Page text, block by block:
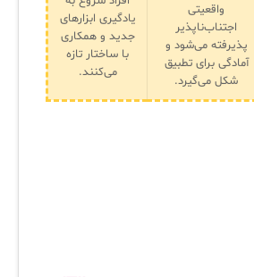
واقعیتی
اجتناب‌ناپذیر
پذیرفته می‌شود و
آمادگی برای تطبیق
شکل می‌گیرد.
یادگیری ابزارهای
جدید و همکاری
با ساختار تازه
می‌کنند.